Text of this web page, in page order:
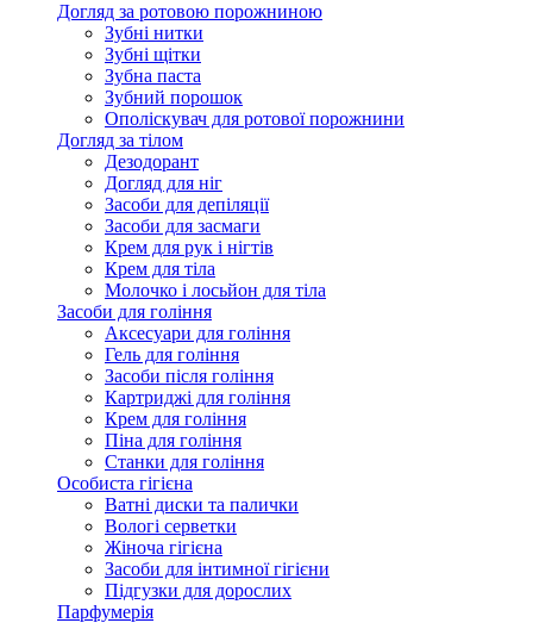
Догляд за ротовою порожниною
Зубні нитки
Зубні щітки
Зубна паста
Зубний порошок
Ополіскувач для ротової порожнини
Догляд за тілом
Дезодорант
Догляд для ніг
Засоби для депіляції
Засоби для засмаги
Крем для рук і нігтів
Крем для тіла
Молочко і лосьйон для тіла
Засоби для гоління
Аксесуари для гоління
Гель для гоління
Засоби після гоління
Картриджі для гоління
Крем для гоління
Піна для гоління
Станки для гоління
Особиста гігієна
Ватні диски та палички
Вологі серветки
Жіноча гігієна
Засоби для інтимної гігієни
Підгузки для дорослих
Парфумерія